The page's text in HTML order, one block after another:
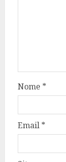
Nome *
Email *